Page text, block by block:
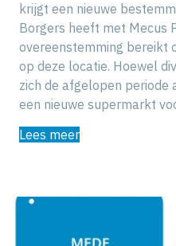
krijgt een nieuwe
Borgers heeft met Mecus
overeenstemming bereikt
op deze locatie. Hoewel
zich de afgelopen periode
een nieuwe supermarkt
Lees meer